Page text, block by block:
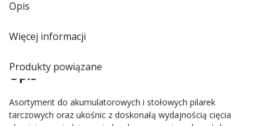
Opis
Więcej informacji
Produkty powiązane
Opis
Asortyment do akumulatorowych i stołowych pilarek
tarczowych oraz ukośnic z doskonałą wydajnością cięcia